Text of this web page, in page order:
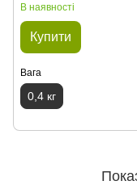
В наявності
Купити
Вага
0,4 кг